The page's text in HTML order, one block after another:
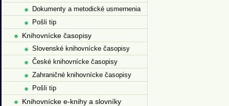
Dokumenty a metodické usmernenia
Pošli tip
Knihovnícke časopisy
Slovenské knihovnícke časopisy
České knihovnícke časopisy
Zahraničné knihovnícke časopisy
Pošli tip
Knihovnícke e-knihy a slovníky